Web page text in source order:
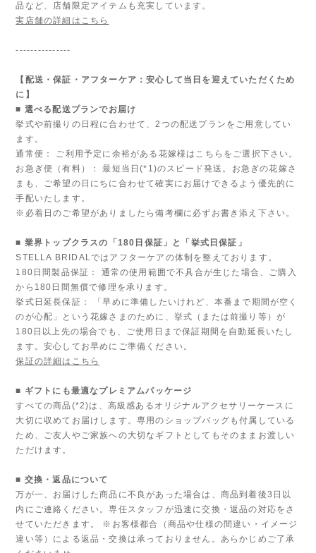
品など、店舗限定アイテムも充実しています。
実店舗の詳細はこちら
---------------
【配送・保証・アフターケア：安心して当日を迎えていただくため
に】
■ 選べる配送プランでお届け
挙式や前撮りの日程に合わせて、2つの配送プランをご用意してい
ます。
通常便： ご利用予定に余裕がある花嫁様はこちらをご選択下さい。
お急ぎ便（有料）： 最短当日(*1)のスピード発送。お急ぎの花嫁さ
まも、ご希望の日にちに合わせて確実にお届けできるよう優先的に
手配いたします。
※必着日のご希望がありましたら備考欄に必ずお書き添え下さい。
■ 業界トップクラスの「180日保証」と「挙式日保証」
STELLA BRIDALではアフターケアの体制を整えております。
180日間製品保証： 通常の使用範囲で不具合が生じた場合、ご購入
から180日間無償で修理を承ります。
挙式日延長保証： 「早めに準備したいけれど、本番まで期間が空く
のが心配」という花嫁さまのために、挙式（または前撮り等）が
180日以上先の場合でも、ご使用日まで保証期間を自動延長いたし
ます。安心してお早めにご準備ください。
保証の詳細はこちら
■ ギフトにも最適なプレミアムパッケージ
すべての商品(*2)は、高級感あるオリジナルアクセサリーケースに
大切に収めてお届けします。専用のショップバッグも付属している
ため、ご友人やご家族への大切なギフトとしてもそのままお渡しい
ただけます。
■ 交換・返品について
万が一、お届けした商品に不良があった場合は、商品到着後3日以
内にご連絡ください。専任スタッフが迅速に交換・返品の対応をさ
せていただきます。 ※お客様都合（商品や仕様の間違い・イメージ
違い等）による返品・交換は承っておりません。あらかじめご了承